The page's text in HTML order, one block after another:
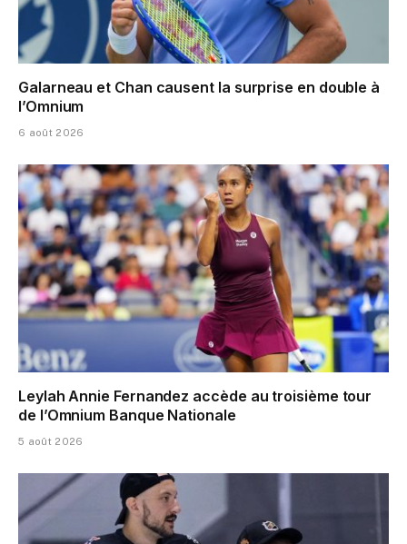
Galarneau et Chan causent la surprise en double à
l’Omnium
6 août 2026
Leylah Annie Fernandez accède au troisième tour
de l’Omnium Banque Nationale
5 août 2026